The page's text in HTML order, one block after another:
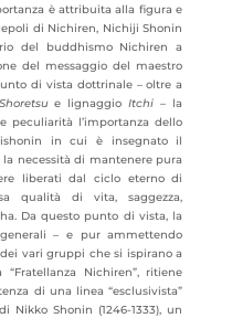
è attribuita alla figura e
di Nichiren, Nichiji Shonin
del buddhismo Nichiren a
del messaggio del maestro
di vista dottrinale – oltre a
e lignaggioItchi – la
peculiarità l’importanza dello
in cui è insegnato il
la necessità di mantenere pura
liberati dal ciclo eterno di
qualità di vita, saggezza,
Da questo punto di vista, la
– e pur ammettendo
vari gruppi che si ispirano a
Nichiren”, ritiene
di una linea “esclusivista”
Shonin (1246-1333), un